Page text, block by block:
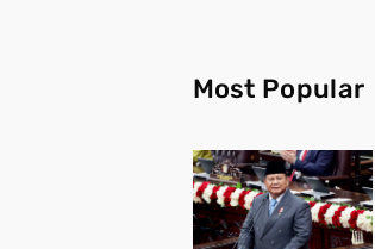
Most Popular